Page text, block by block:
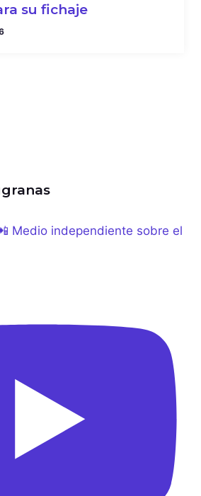
su fichaje
Medio independiente sobre el